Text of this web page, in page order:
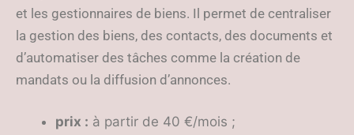
et les gestionnaires de biens. Il permet de centraliser
la gestion des biens, des contacts, des documents et
d’automatiser des tâches comme la création de
mandats ou la diffusion d’annonces.
prix : à partir de 40 €/mois ;